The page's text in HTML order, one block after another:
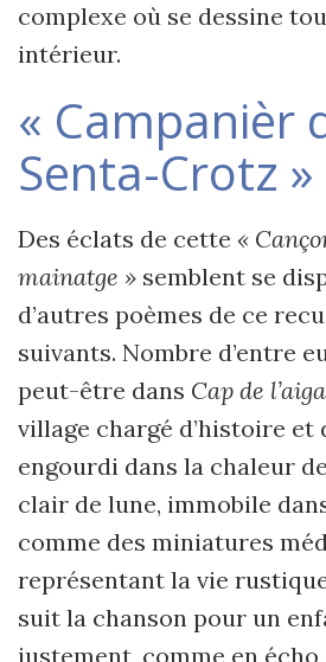
complexe où se dessine
intérieur.
« Campanièr
Senta-Crotz »
Des éclats de cette «
mainatge » semblent se
d’autres poèmes de ce
suivants. Nombre d’entre
peut-être dans Cap de l’aiga
village chargé d’histoire et
engourdi dans la chaleur
clair de lune, immobile
comme des miniatures
représentant la vie
suit la chanson pour un
justement, comme en écho,